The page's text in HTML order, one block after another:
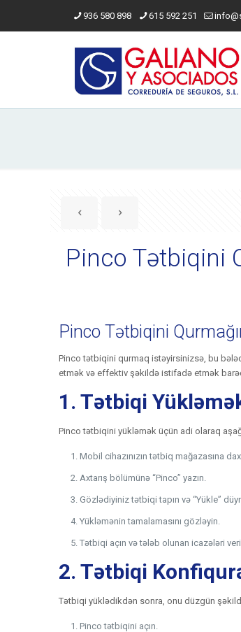
936 580 898 615 592 251
Pinco Tətbiqini
Pinco Tətbiqini
Pinco tətbiqini qurmaq istəyirsinizsə, bu
etmək və effektiv şəkildə istifadə etmək
1. Tətbiqi
Pinco tətbiqini yükləmək üçün adi olaraq
Mobil cihazınızın tətbiq mağazasına
Axtarış bölümünə “Pinco” yazın.
Gözlədiyiniz tətbiqi tapın və “Yükle”
Yükləmənin tamalamasını gözləyin.
Tətbiqi açın və tələb olunan icazələri
2. Tətbiqi
Tətbiqi yüklədikdən sonra, onu düzgün
Pinco tətbiqini açın.